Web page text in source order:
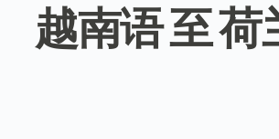
越南语 至 荷